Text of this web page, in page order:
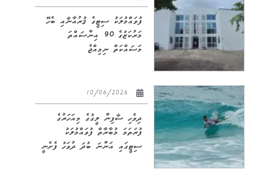
ފުވައްމުލަކު ސިޓީގެ ޤުރުއާނާއި ބެހޭ
މަރުކަޒުގެ 90 އިންސައްތަ
މަސައްކަތް ނިމިއްޖެ
ދިވެހި ސާފިން ލީގުގެ މިއަހަރުގެ
ފުރަތަމަ މުބާރާތް ފުވައްމުލަކު
ސިޓީގައި އަންނަ ބުދަ ދުވަހު ފެށެނީ